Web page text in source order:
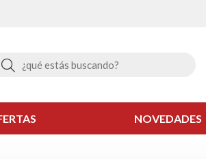
Buscar
NOVEDADES